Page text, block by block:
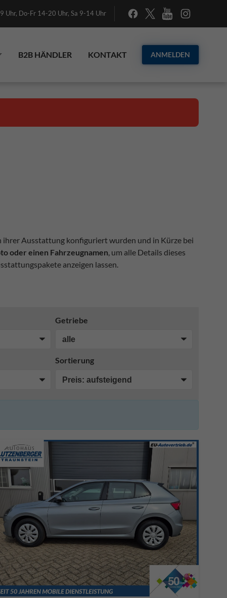
Uhr, Do-Fr 14-20 Uhr, Sa 9-14 Uhr
B2B HÄNDLER KONTAKT ANMELDEN
ihrer Ausstattung konfiguriert wurden und in Kürze bei
oder einen Fahrzeugnamen , um alle Details dieses
anzeigen lassen.
Getriebe
Sortierung